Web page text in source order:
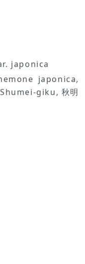
japonica
japonica,
giku, 秋明